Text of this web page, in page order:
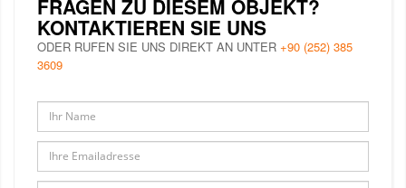
FRAGEN ZU DIESEM OBJEKT?
KONTAKTIEREN SIE UNS
ODER RUFEN SIE UNS DIREKT AN UNTER +90 (252) 385
3609